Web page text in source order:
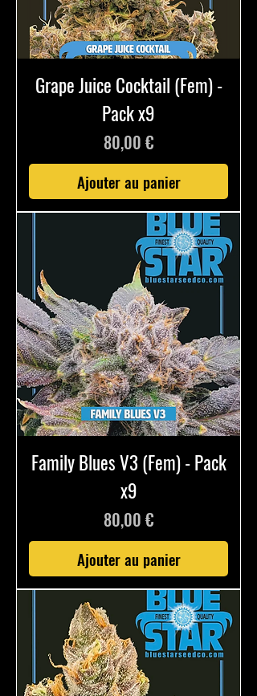
Grape Juice Cocktail (Fem) -
Pack x9
Prix
80,00 €
Ajouter au panier
Family Blues V3 (Fem) - Pack
x9
Prix
80,00 €
Ajouter au panier